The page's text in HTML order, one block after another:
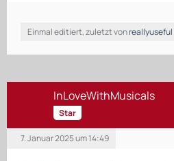
Einmal editiert, zuletzt vonreallyuseful
InLoveWithMusicals
Star
7. Januar 2025 um 14:49